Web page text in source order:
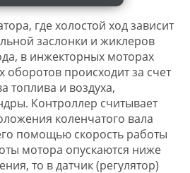
где холостой ход зависит
заслонки и жиклеров
в инжекторных моторах
оборотов происходит за счет
топлива и воздуха,
Контроллер считывает
коленчатого вала
помощью скорость работы
мотора опускаются ниже
то в датчик (регулятор)